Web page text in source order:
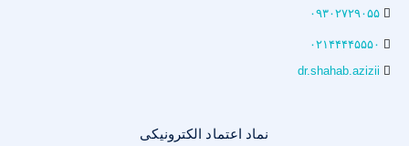
۰۹۳۰۲۷۲۹۰۵۵
۰۲۱۴۴۴۴۵۵۵۰
dr.shahab.azizii
نماد اعتماد الکترونیکی